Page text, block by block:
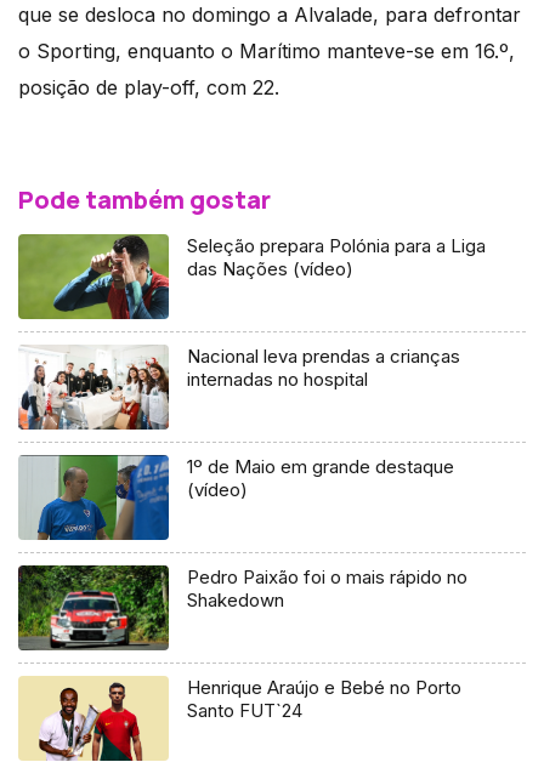
que se desloca no domingo a Alvalade, para defrontar
o Sporting, enquanto o Marítimo manteve-se em 16.º,
posição de play-off, com 22.
Pode também gostar
Seleção prepara Polónia para a Liga
das Nações (vídeo)
Nacional leva prendas a crianças
internadas no hospital
1º de Maio em grande destaque
(vídeo)
Pedro Paixão foi o mais rápido no
Shakedown
Henrique Araújo e Bebé no Porto
Santo FUT`24